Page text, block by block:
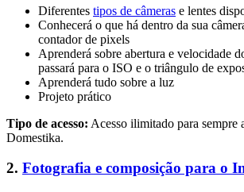
Diferentes tipos de câmeras e lentes
Conhecerá o que há dentro da sua
contador de pixels
Aprenderá sobre abertura e velocidade
passará para o ISO e o triângulo de
Aprenderá tudo sobre a luz
Projeto prático
Tipo de acesso: Acesso ilimitado para sempre
Domestika.
2. Fotografia e composição para o